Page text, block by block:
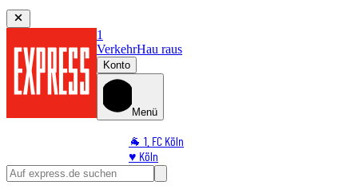
1
VerkehrHau raus
Konto
Menü
🐐 1. FC Köln
♥️ Köln
⭐ Promi